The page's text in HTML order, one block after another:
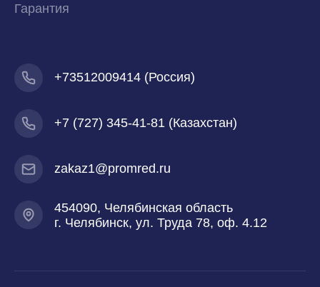
Гарантия
+73512009414 (Россия)
+7 (727) 345-41-81 (Казахстан)
zakaz1@promred.ru
454090, Челябинская область
г. Челябинск, ул. Труда 78, оф. 4.12